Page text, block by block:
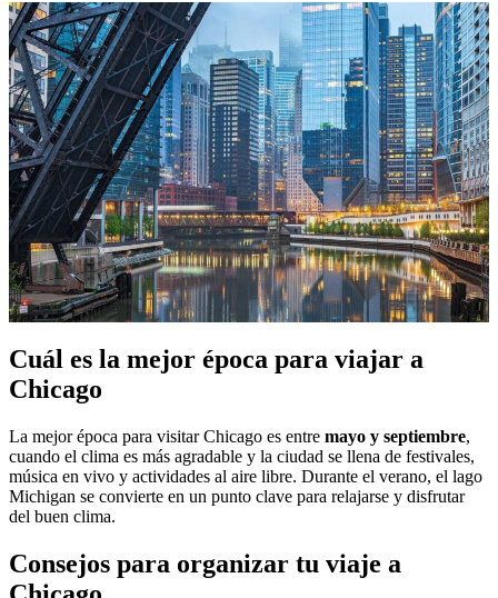
Cuál es la mejor época para viajar a
Chicago
La mejor época para visitar Chicago es entre mayo y septiembre,
cuando el clima es más agradable y la ciudad se llena de festivales,
música en vivo y actividades al aire libre. Durante el verano, el lago
Michigan se convierte en un punto clave para relajarse y disfrutar
del buen clima.
Consejos para organizar tu viaje a